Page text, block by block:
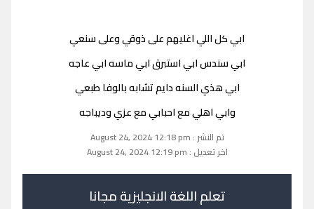
ابي كل اللي اغليهم على ذوقي وعلى سنعي
ابي سندس ابي استبرق ابي ماسه ابي عاجه
ابي هذي السنه دايم تشابه بالوفا طبعي
وابي اهلي مع احبابي مع عزي وديباجه
تم النشر : August 24, 2024 12:18 pm
اخر تعديل : August 24, 2024 12:19 pm
تعلم اللغة الانجليزية مجانا